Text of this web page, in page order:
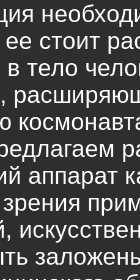
стоит
тело
аппарат
зрения